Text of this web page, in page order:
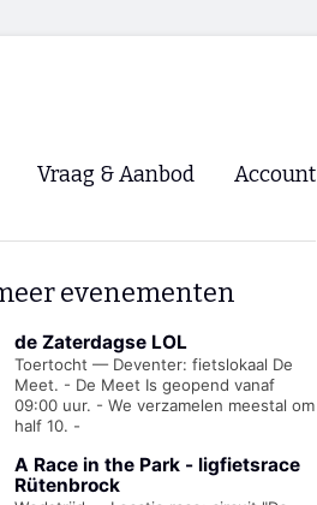
🡺
Vraag & Aanbod Account
Registreren
evenementen
de Zaterdagse LOL
Toertocht — Deventer: fietslokaal De
Meet. - De Meet Is geopend vanaf
09:00 uur. - We verzamelen meestal om
half 10. -
A Race in the Park - ligfietsrace
Rütenbrock